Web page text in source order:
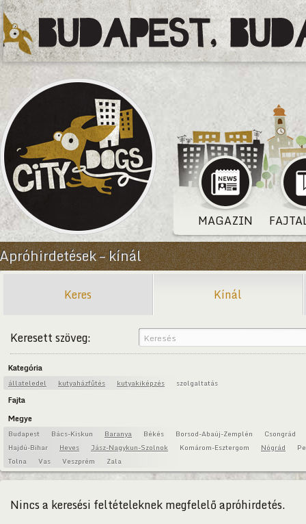
MAGAZIN
Apróhirdetések – kínál
Keres Kínál
Keresett szöveg:
Kategória
állateledel kutyaházfűtés kutyakiképzés szolgaltatás
Fajta
Megye
Budapest Bács-Kiskun Baranya Békés Borsod-Abaúj-Zemplén
Csongrád
Hajdú-Bihar
Heves Jász-Nagykun-Szolnok Komárom-Esztergom Nógrád
Tolna
Vas Veszprém Zala
Nincs a keresési feltételeknek megfelelő apróhirdetés.